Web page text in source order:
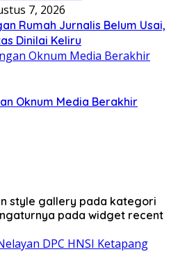
7, 2026
Rumah Jurnalis Belum Usai,
Dinilai Keliru
Oknum Media Berakhir
style gallery pada kategori
pada widget recent